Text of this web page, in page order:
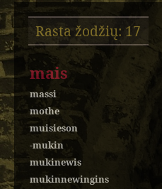
Rasta žodžių: 17
mais
massi
mothe
muisieson
-mukin
mukinewis
mukinnewingins